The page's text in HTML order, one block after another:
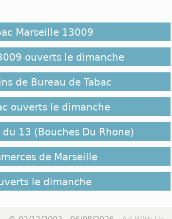
Marseille 13009
ouverts le dimanche
de Bureau de Tabac
ouverts le dimanche
du 13 (Bouches Du Rhone)
de Marseille
le dimanche